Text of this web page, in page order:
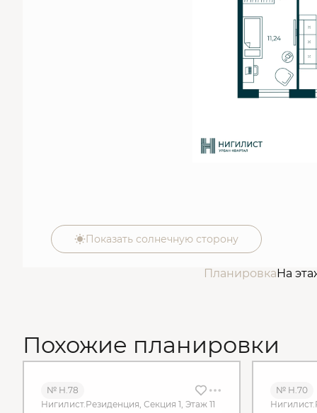
Показать солнечную сторону
ПланировкаНа
Похожие планировки
№ Н.78
Нигилист.Резиденция, Секция 1, Этаж 11
№ Н.70